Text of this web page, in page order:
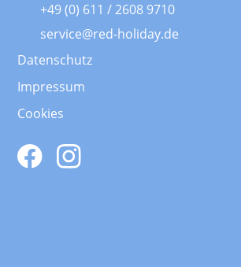
+49 (0) 611 / 2608 9710
service@red-holiday.de
Datenschutz
Impressum
Cookies